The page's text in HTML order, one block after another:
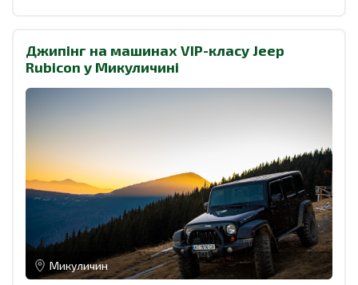
Джипінг на машинах VIP-класу Jeep
Rubicon у Микуличині
Микуличин